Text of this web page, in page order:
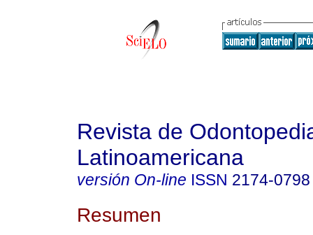
Revista de
Latinoamericana
versión On-line ISSN 2174-0798
Resumen